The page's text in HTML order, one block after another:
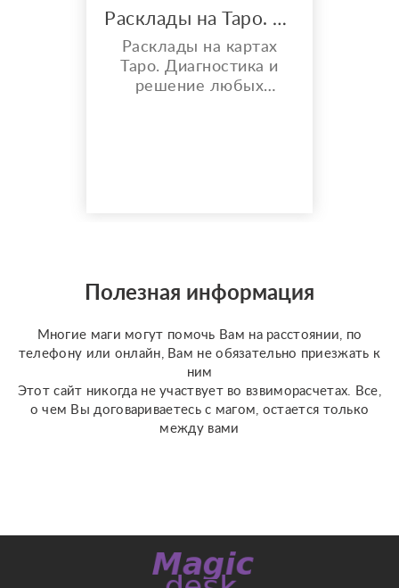
Расклады на Таро. Работа с кармой, порчей и проклятиями.
Расклады на картах
Таро. Диагностика и
решение любых
выхода из ситуации.
Также осуществляю
проблемами (блокам...
Полезная информация
Многие маги могут помочь Вам на расстоянии, по
телефону или онлайн, Вам не обязательно приезжать к
ним
Этот сайт никогда не участвует во взвиморасчетах. Все,
о чем Вы договариваетесь с магом, остается только
между вами